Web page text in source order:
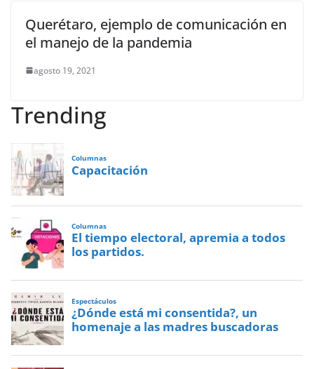
Querétaro, ejemplo de comunicación en
el manejo de la pandemia
agosto 19, 2021
Trending